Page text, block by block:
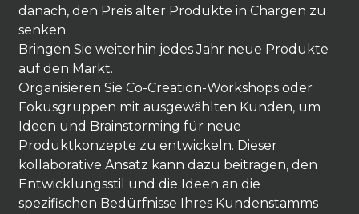
danach, den Preis alter Produkte in Chargen zu
senken.
Bringen Sie weiterhin jedes Jahr neue Produkte
auf den Markt.
Organisieren Sie Co-Creation-Workshops oder
Fokusgruppen mit ausgewählten Kunden, um
Ideen und Brainstorming für neue
Produktkonzepte zu entwickeln. Dieser
kollaborative Ansatz kann dazu beitragen, den
Entwicklungsstil und die Ideen an die
spezifischen Bedürfnisse Ihres Kundenstamms